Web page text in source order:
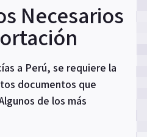
Necesarios
a Perú, se requiere la
documentos que
de los más